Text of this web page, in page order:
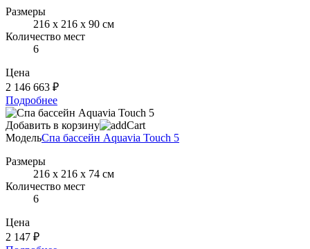
Размеры
216 х 216 х 90 см
Количество мест
6
Цена
2 146 663 ₽
Подробнее
Добавить в корзину
МодельСпа бассейн Aquavia Touch 5
Размеры
216 х 216 х 74 см
Количество мест
6
Цена
2 147 ₽